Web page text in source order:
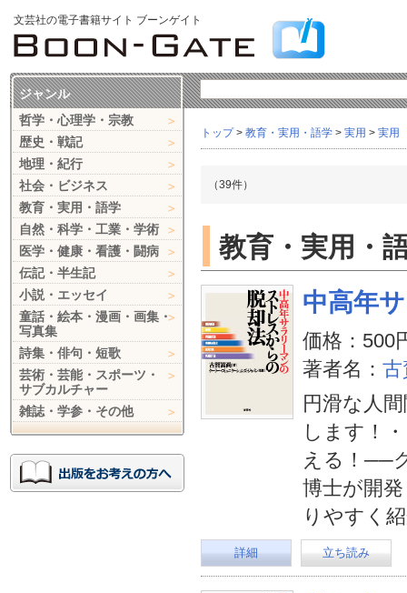
文芸社の電子書籍サイト ブーンゲイト
トップ> 教育・実用・語学 > 実用 > 実用
（39件）
教育・実用・
中高年
価格：500
著者名： 古
円滑な人
します！
える！──
博士が開
りやすく
詳細 立ち読み
ジャンル
哲学・心理学・宗教
歴史・戦記
地理・紀行
社会・ビジネス
教育・実用・語学
自然・科学・工業・学術
医学・健康・看護・闘病
伝記・半生記
小説・エッセイ
童話・絵本・漫画・画集・
写真集
詩集・俳句・短歌
芸術・芸能・スポーツ・
サブカルチャー
雑誌・学参・その他